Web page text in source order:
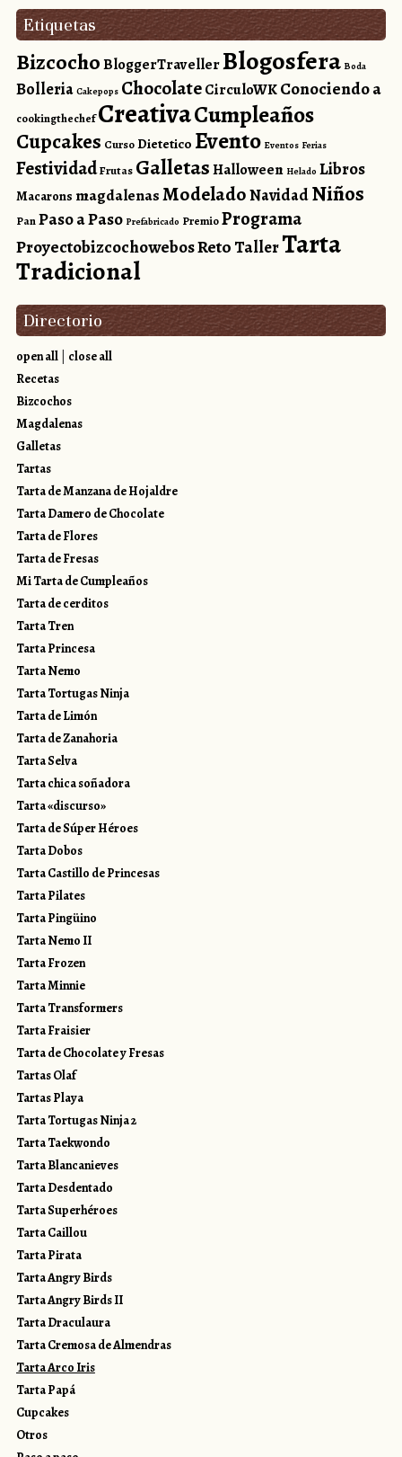
Etiquetas
BizcochoBloggerTravellerBlogosfera Boda
Bolleria Cakepops ChocolateCirculoWKConociendo a
cookingthechef CreativaCumpleaños
Cupcakes CursoDietetico Evento Eventos Ferias
FestividadFrutas GalletasHalloween Helado Libros
Macarons magdalenasModeladoNavidadNiños
PanPaso a Paso Prefabricado PremioPrograma
ProyectobizcochowebosReto TallerTarta
Tradicional
Directorio
open all| close all
Recetas
Bizcochos
Magdalenas
Galletas
Tartas
Tarta de Manzana de Hojaldre
Tarta Damero de Chocolate
Tarta de Flores
Tarta de Fresas
Mi Tarta de Cumpleaños
Tarta de cerditos
Tarta Tren
Tarta Princesa
Tarta Nemo
Tarta Tortugas Ninja
Tarta de Limón
Tarta de Zanahoria
Tarta Selva
Tarta chica soñadora
Tarta «discurso»
Tarta de Súper Héroes
Tarta Dobos
Tarta Castillo de Princesas
Tarta Pilates
Tarta Pingüino
Tarta Nemo II
Tarta Frozen
Tarta Minnie
Tarta Transformers
Tarta Fraisier
Tarta de Chocolate y Fresas
Tartas Olaf
Tartas Playa
Tarta Tortugas Ninja 2
Tarta Taekwondo
Tarta Blancanieves
Tarta Desdentado
Tarta Superhéroes
Tarta Caillou
Tarta Pirata
Tarta Angry Birds
Tarta Angry Birds II
Tarta Draculaura
Tarta Cremosa de Almendras
Tarta Arco Iris
Tarta Papá
Cupcakes
Otros